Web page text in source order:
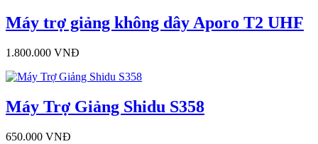
Máy trợ giảng không dây Aporo T2 UHF
1.800.000 VNĐ
Máy Trợ Giảng Shidu S358
650.000 VNĐ